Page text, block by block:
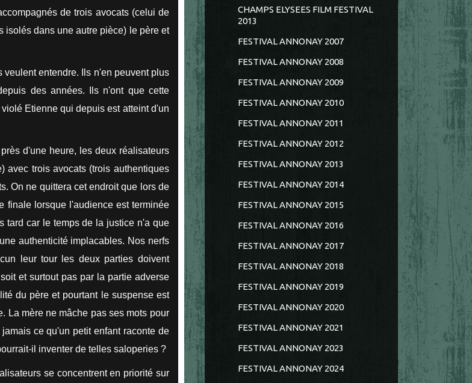
de trois avocats (celui de
isolés dans une autre pièce) le père et
veulent entendre. Ils n'en peuvent plus
des années. Ils n'ont que cette
Etienne qui depuis est atteint d'un
d'une heure, les deux réalisateurs
avec trois avocats (trois authentiques
On ne quittera cet endroit que lors de
finale lorsque l'audience est terminée
tard car le temps de la justice n'a que
authenticité implacables. Nos nerfs
leur tour les deux parties doivent
et surtout pas par la partie adverse
du père et pourtant le suspense est
La mère ne mâche pas ses mots pour
ce qu'un petit enfant raconte de
il inventer de telles saloperies ?
se concentrent en priorité sur
CHAMPS ELYSEES FILM FESTIVAL
2013
FESTIVAL ANNONAY 2007
FESTIVAL ANNONAY 2008
FESTIVAL ANNONAY 2009
FESTIVAL ANNONAY 2010
FESTIVAL ANNONAY 2011
FESTIVAL ANNONAY 2012
FESTIVAL ANNONAY 2013
FESTIVAL ANNONAY 2014
FESTIVAL ANNONAY 2015
FESTIVAL ANNONAY 2016
FESTIVAL ANNONAY 2017
FESTIVAL ANNONAY 2018
FESTIVAL ANNONAY 2019
FESTIVAL ANNONAY 2020
FESTIVAL ANNONAY 2021
FESTIVAL ANNONAY 2023
FESTIVAL ANNONAY 2024